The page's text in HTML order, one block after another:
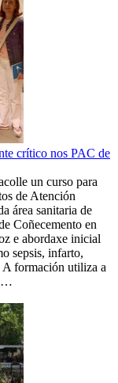
crítico nos PAC de
un curso para
de Atención
área sanitaria de
Coñecemento en
e abordaxe inicial
sepsis, infarto,
A formación utiliza a